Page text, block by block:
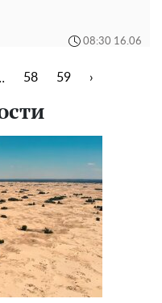
08:30 16.06
58 59 ›